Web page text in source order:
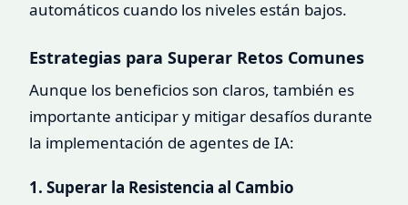
automáticos cuando los niveles están bajos.
Estrategias para Superar Retos Comunes
Aunque los beneficios son claros, también es
importante anticipar y mitigar desafíos durante
la implementación de agentes de IA:
1. Superar la Resistencia al Cambio